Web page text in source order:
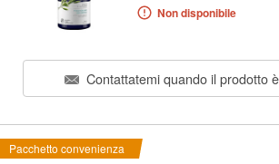
Non disponibile
Contattatemi quando il prodotto
Pacchetto convenienza